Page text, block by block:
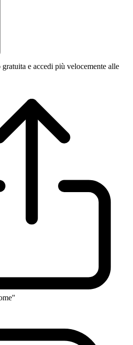
e accedi più velocemente alle